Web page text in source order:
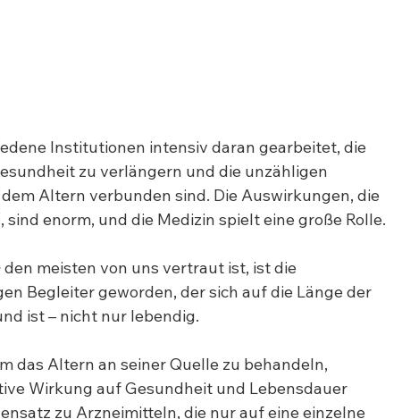
Institutionen intensiv daran gearbeitet, die
zu verlängern und die unzähligen
Altern verbunden sind. Die Auswirkungen, die
enorm, und die Medizin spielt eine große Rolle.
den meisten von uns vertraut ist, ist die
Begleiter geworden, der sich auf die Länge der
ist – nicht nur lebendig.
das Altern an seiner Quelle zu behandeln,
Wirkung auf Gesundheit und Lebensdauer
zu Arzneimitteln, die nur auf eine einzelne